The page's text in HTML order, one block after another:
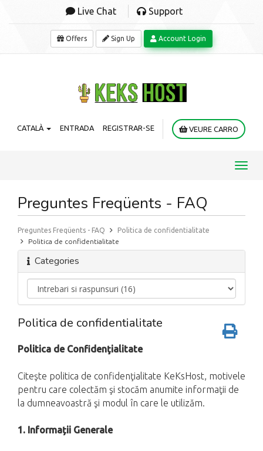
Live Chat Support
Offers Sign Up Account Login
CATALÀ ENTRADA REGISTRAR-SE VEURE CARRO
Preguntes Freqüents - FAQ
Preguntes Freqüents - FAQ
Politica de confidentialitate
Politica de confidentialitate
Categories
Politica de confidentialitate
Politica de Confidenţialitate
Citeşte politica de confidenţialitate KeKsHost, motivele
pentru care colectăm şi stocăm anumite informaţii de
la dumneavoastră şi modul în care le utilizăm.
1. Informații Generale